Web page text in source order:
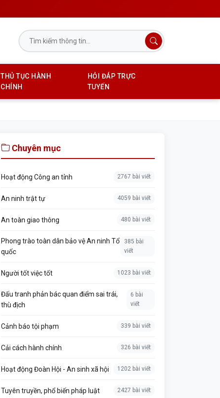
THỦ TỤC HÀNH
CHÍNH
HỎI ĐÁP TRỰC
TUYẾN
Chuyên mục
Hoạt động Công an tỉnh 2767 bài viết
An ninh trật tự 4059 bài viết
An toàn giao thông 480 bài viết
Phong trào toàn dân bảo vệ An ninh Tổ
quốc
385 bài
viết
Người tốt việc tốt 1023 bài viết
Đấu tranh phản bác quan điểm sai trái,
thù địch
6 bài
viết
Cảnh báo tội phạm 339 bài viết
Cải cách hành chính 326 bài viết
Hoạt động Đoàn Hội - An sinh xã hội 1202 bài viết
Tuyên truyền, phổ biến pháp luật 2427 bài viết